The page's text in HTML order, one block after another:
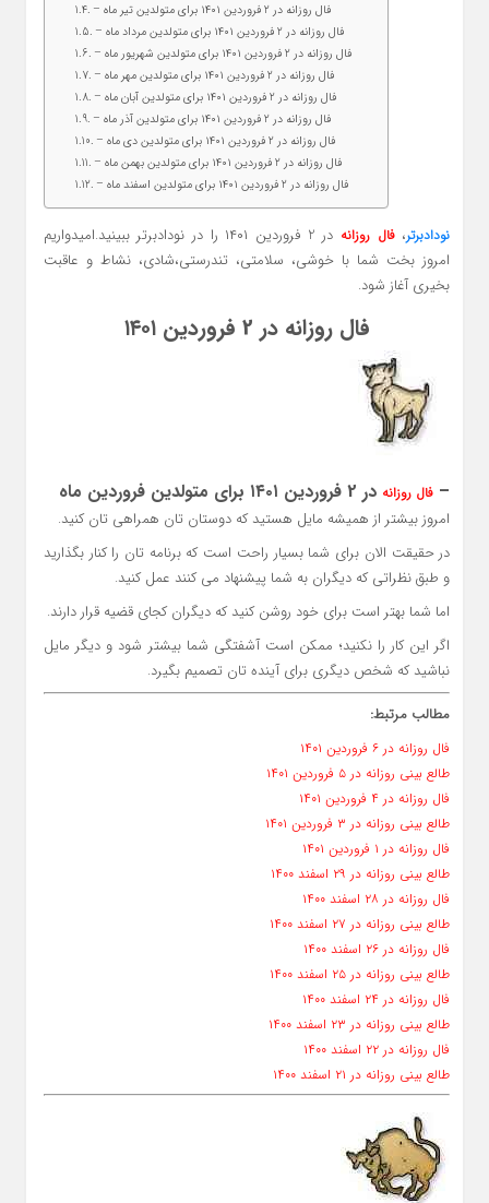
– فال روزانه در 2 فروردین ۱۴۰۱ برای متولدین تیر ماه
– فال روزانه در 2 فروردین ۱۴۰۱ برای متولدین مرداد ماه
– فال روزانه در 2 فروردین ۱۴۰۱ برای متولدین شهریور ماه
– فال روزانه در 2 فروردین ۱۴۰۱ برای متولدین مهر ماه
– فال روزانه در 2 فروردین ۱۴۰۱ برای متولدین آبان ماه
– فال روزانه در 2 فروردین ۱۴۰۱ برای متولدین آذر ماه
– فال روزانه در 2 فروردین ۱۴۰۱ برای متولدین دی ماه
– فال روزانه در 2 فروردین ۱۴۰۱ برای متولدین بهمن ماه
– فال روزانه در 2 فروردین ۱۴۰۱ برای متولدین اسفند ماه
نودادبرتر،فال روزانه
در 2 فروردین ۱۴۰۱ را در نودادبرتر ببینید.امیدواریم
امروز بخت شما با خوشی، سلامتی، تندرستی،شادی، نشاط و عاقبت
بخیری آغاز شود.
فال روزانه در 2 فروردین ۱۴۰۱
– فال روزانه در 2 فروردین ۱۴۰۱ برای متولدین فروردین ماه
امروز بیشتر از همیشه مایل هستید که دوستان تان همراهی تان کنید.
در حقیقت الان برای شما بسیار راحت است که برنامه تان را کنار بگذارید
و طبق نظراتی که دیگران به شما پیشنهاد می کنند عمل کنید.
اما شما بهتر است برای خود روشن کنید که دیگران کجای قضیه قرار دارند.
اگر این کار را نکنید؛ ممکن است آشفتگی شما بیشتر شود و دیگر مایل
نباشید که شخص دیگری برای آینده تان تصمیم بگیرد.
مطالب مرتبط:
فال روزانه در ۶ فروردین ۱۴۰۱
طالع بینی روزانه در ۵ فروردین ۱۴۰۱
فال روزانه در ۴ فروردین ۱۴۰۱
طالع بینی روزانه در ۳ فروردین ۱۴۰۱
فال روزانه در ۱ فروردین ۱۴۰۱
طالع بینی روزانه در ۲۹ اسفند ۱۴۰۰
فال روزانه در ۲۸ اسفند ۱۴۰۰
طالع بینی روزانه در ۲۷ اسفند ۱۴۰۰
فال روزانه در ۲۶ اسفند ۱۴۰۰
طالع بینی روزانه در ۲۵ اسفند ۱۴۰۰
فال روزانه در ۲۴ اسفند ۱۴۰۰
طالع بینی روزانه در ۲۳ اسفند ۱۴۰۰
فال روزانه در ۲۲ اسفند ۱۴۰۰
طالع بینی روزانه در ۲۱ اسفند ۱۴۰۰